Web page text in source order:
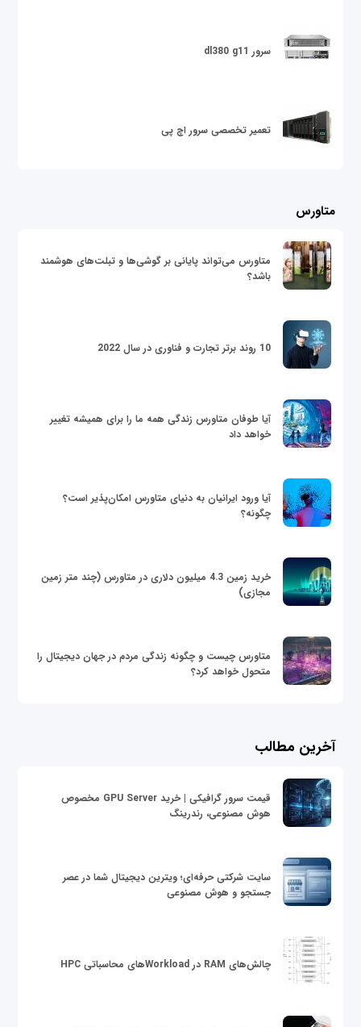
سرور dl380 g11
تعمیر تخصصی سرور اچ پی
متاورس
متاورس می‌تواند پایانی بر گوشی‌ها و تبلت‌های هوشمند
باشد؟
10 روند برتر تجارت و فناوری در سال 2022
آیا طوفان متاورس زندگی همه ما را برای همیشه تغییر
خواهد داد
آیا ورود ایرانیان به دنیای متاورس امکان‌پذیر است؟
چگونه؟
خرید زمین 4.3 میلیون دلاری در متاورس (چند متر زمین
مجازی)
متاورس چیست و چگونه زندگی مردم در جهان دیجیتال را
متحول خواهد کرد؟
آخرین مطالب
قیمت سرور گرافیکی | خرید GPU Server مخصوص
هوش مصنوعی، رندرینگ
سایت شرکتی حرفه‌ای؛ ویترین دیجیتال شما در عصر
جستجو و هوش مصنوعی
چالش‌های RAM در Workloadهای محاسباتی HPC